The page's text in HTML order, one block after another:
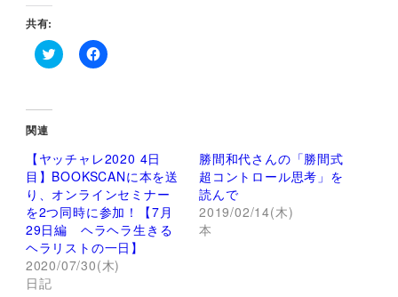
共有:
ク
し
て
T
i
t
t
e
r
で
共
有
(
新
し
い
F
で
共
有
す
る
に
は
ク
リ
ッ
ク
関連
【ヤッチャレ2020 4日
目】BOOKSCANに本を送
り、オンラインセミナー
を2つ同時に参加！【7月
29日編 ヘラヘラ生きる
ヘラリストの一日】
2020/07/30(木)
日記
勝間和代さんの「勝間式
超コントロール思考」を
読んで
2019/02/14(木)
本